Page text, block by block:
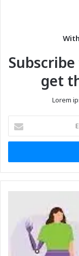
get
Lorem
your
Email